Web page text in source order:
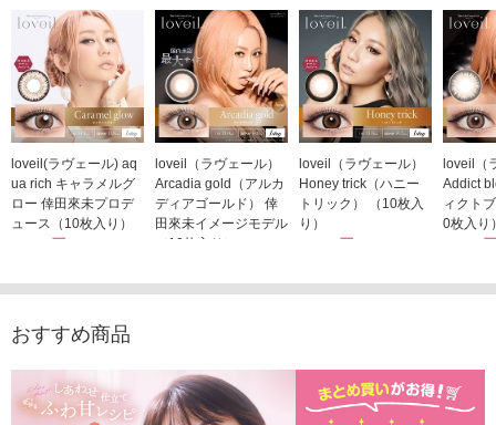
loveil(ラヴェール) aq
ua rich キャラメルグ
ロー 倖田來未プロデ
ュース（10枚入り）
1,760円
loveil（ラヴェール）
Arcadia gold（アルカ
ディアゴールド） 倖
田來未イメージモデル
（10枚入り）
loveil（ラヴェール）
Honey trick（ハニー
トリック） （10枚入
り）
1,760円
loveil（
Addict
ィクト
0枚入り
1,760
おすすめ商品